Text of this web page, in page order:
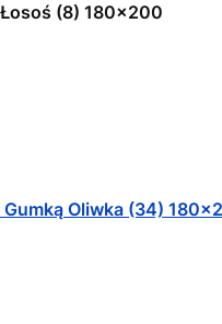
Łosoś (8) 180x200